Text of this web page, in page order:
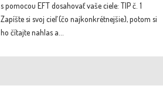
s pomocou EFT dosahovať vaše ciele: TIP č. 1
Zapíšte si svoj cieľ (čo najkonkrétnejšie), potom si
ho čítajte nahlas a...